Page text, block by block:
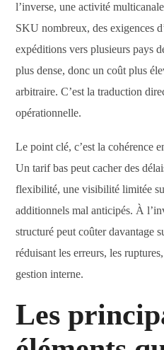
l’inverse, une activité
SKU nombreux, des exigences
expéditions vers plusieurs pays
plus dense, donc un coût plus
arbitraire. C’est la traduction
opérationnelle.
Le point clé, c’est la cohérence
Un tarif bas peut cacher des
flexibilité, une visibilité limitée
additionnels mal anticipés. À
structuré peut coûter davantage
réduisant les erreurs, les
gestion interne.
Les